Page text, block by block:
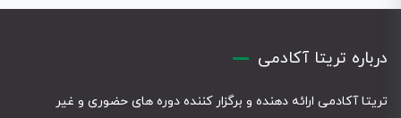
درباره تریتا آکادمی
تریتا آکادمی ارائه دهنده و برگزار کننده دوره های حضوری و غیر